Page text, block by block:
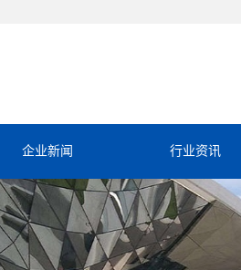
企业新闻 行业资讯